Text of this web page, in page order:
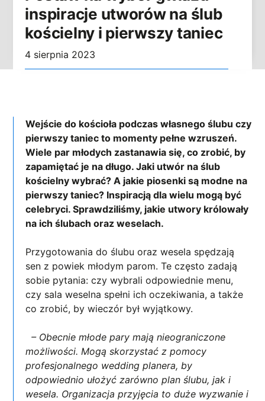
inspiracje utworów na ślub
kościelny i pierwszy taniec
4 sierpnia 2023
Wejście do kościoła podczas własnego ślubu czy
pierwszy taniec to momenty pełne wzruszeń.
Wiele par młodych zastanawia się, co zrobić, by
zapamiętać je na długo. Jaki utwór na ślub
kościelny wybrać? A jakie piosenki są modne na
pierwszy taniec? Inspiracją dla wielu mogą być
celebryci. Sprawdziliśmy, jakie utwory królowały
na ich ślubach oraz weselach.
Przygotowania do ślubu oraz wesela spędzają
sen z powiek młodym parom. Te często zadają
sobie pytania: czy wybrali odpowiednie menu,
czy sala weselna spełni ich oczekiwania, a także
co zrobić, by wieczór był wyjątkowy.
– Obecnie młode pary mają nieograniczone
możliwości. Mogą skorzystać z pomocy
profesjonalnego wedding planera, by
odpowiednio ułożyć zarówno plan ślubu, jak i
wesela. Organizacja przyjęcia to duże wyzwanie i